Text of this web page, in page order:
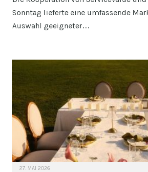
Sonntag lieferte eine umfassende
Auswahl geeigneter…
27. MAI 2026